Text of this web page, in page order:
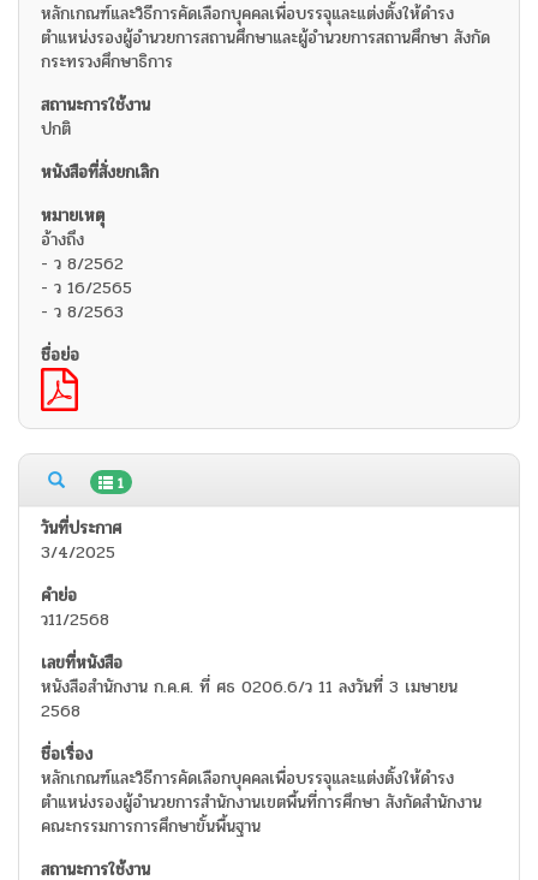
หลักเกณฑ์และวิธีการคัดเลือกบุคคลเพื่อบรรจุและแต่งตั้งให้ดำรง
ตำแหน่งรองผู้อำนวยการสถานศึกษาและผู้อำนวยการสถานศึกษา สังกัด
กระทรวงศึกษาธิการ
ปกติ
อ้างถึง
- ว 8/2562
- ว 16/2565
- ว 8/2563
1
3/4/2025
ว11/2568
หนังสือสำนักงาน ก.ค.ศ. ที่ ศธ 0206.6/ว 11 ลงวันที่ 3 เมษายน
2568
หลักเกณฑ์และวิธีการคัดเลือกบุคคลเพื่อบรรจุและแต่งตั้งให้ดำรง
ตำแหน่งรองผู้อำนวยการสำนักงานเขตพื้นที่การศึกษา สังกัดสำนักงาน
คณะกรรมการการศึกษาขั้นพื้นฐาน